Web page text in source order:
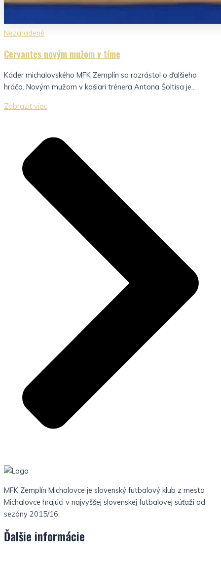
Nezaradené
Cervantes novým mužom v tíme
Káder michalovského MFK Zemplín sa rozrástol o ďalšieho
hráča. Novým mužom v košiari trénera Antona Šoltisa je...
Zobraziť viac
MFK Zemplín Michalovce je slovenský futbalový klub z mesta
Michalovce hrajúci v najvyššej slovenskej futbalovej súťaži od
sezóny 2015/16.
Ďalšie informácie